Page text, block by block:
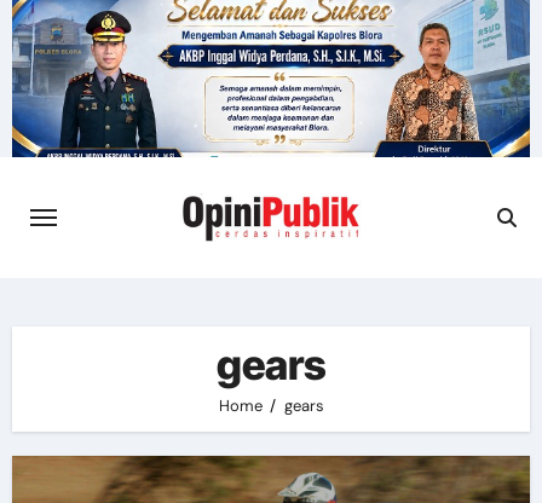
Skip
to
content
gears
Home gears